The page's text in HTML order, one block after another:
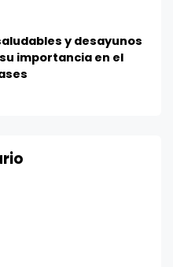
y desayunos
importancia en el